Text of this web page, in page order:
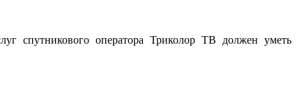
спутникового оператора Триколор ТВ должен уметь